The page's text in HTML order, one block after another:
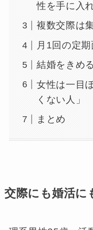
性を手に入
複数交際は
月1回の定
結婚をきめ
女性は一目
くない人」
まとめ
交際にも婚活に